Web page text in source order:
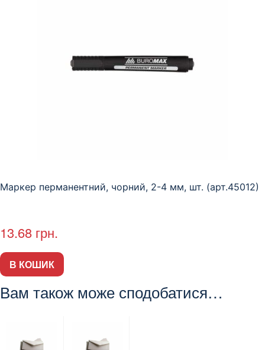
Маркер перманентний, чорний, 2-4 мм, шт. (арт.45012)
13.68 грн.
В КОШИК
Вам також може сподобатися…